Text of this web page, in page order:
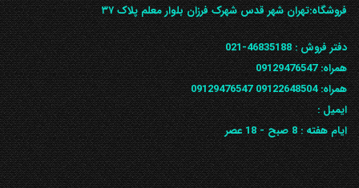
ف‍روشگاه:تهران شهر قدس شهرک فرزان بلوار معلم پلاک ۳۷
دفتر فروش :46835188-021
همراه:09129476547
همراه: 09122648504
09129476547
ایمیل :
ایام هفته :8 صبح - 18 عصر